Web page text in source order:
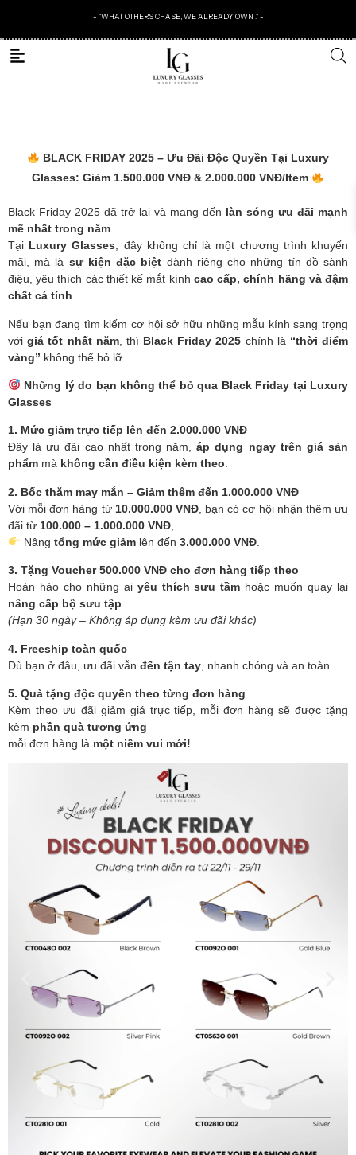
- "WHAT OTHERS CHASE, WE ALREADY OWN ." -
BLACK FRIDAY 2025 – Ưu Đãi Độc Quyền Tại Luxury
Glasses: Giảm 1.500.000 VNĐ & 2.000.000 VNĐ/Item
Black Friday 2025 đã trở lại và mang đến làn sóng ưu đãi mạnh
mẽ nhất trong năm.
Tại Luxury Glasses, đây không chỉ là một chương trình khuyến
mãi, mà là sự kiện đặc biệt dành riêng cho những tín đồ sành
điệu, yêu thích các thiết kế mắt kính cao cấp, chính hãng và đậm
chất cá tính.
Nếu bạn đang tìm kiếm cơ hội sở hữu những mẫu kính sang trọng
vớigiá tốt nhất năm, thì Black Friday 2025 chính là “thời điểm
vàng” không thể bỏ lỡ.
Những lý do bạn không thể bỏ qua Black Friday tại Luxury
Glasses
1. Mức giảm trực tiếp lên đến 2.000.000 VNĐ
Đây là ưu đãi cao nhất trong năm,áp dụng ngay trên giá sản
phẩm mà không cần điều kiện kèm theo.
2. Bốc thăm may mắn – Giảm thêm đến 1.000.000 VNĐ
Với mỗi đơn hàng từ 10.000.000 VNĐ, bạn có cơ hội nhận thêm ưu
đãi từ 100.000 – 1.000.000 VNĐ
Nâng tổng mức giảmlên đến 3.000.000 VNĐ.
3. Tặng Voucher 500.000 VNĐ cho đơn hàng tiếp theo
Hoàn hảo cho những ai yêu thích sưu tầm hoặc muốn quay lại
nâng cấp bộ sưu tập
(Hạn 30 ngày – Không áp dụng kèm ưu đãi khác)
4. Freeship toàn quốc
Dù bạn ở đâu, ưu đãi vẫn đến tận tay , nhanh chóng và an toàn.
5. Quà tặng độc quyền theo từng đơn hàng
Kèm theo ưu đãi giảm giá trực tiếp, mỗi đơn hàng sẽ được tặng
kèm phần quà tương ứng –
mỗi đơn hàng là một niềm vui mới!